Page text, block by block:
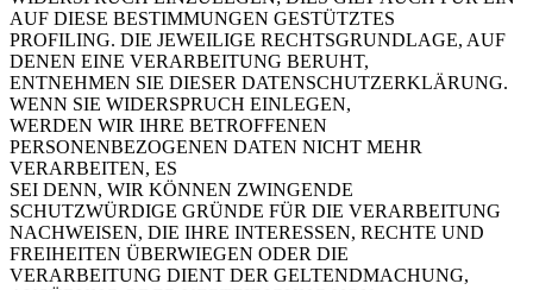
AUF DIESE BESTIMMUNGEN GESTÜTZTES
PROFILING. DIE JEWEILIGE RECHTSGRUNDLAGE, AUF
DENEN EINE VERARBEITUNG BERUHT,
ENTNEHMEN SIE DIESER DATENSCHUTZERKLÄRUNG.
WENN SIE WIDERSPRUCH EINLEGEN,
WERDEN WIR IHRE BETROFFENEN
PERSONENBEZOGENEN DATEN NICHT MEHR
VERARBEITEN, ES
SEI DENN, WIR KÖNNEN ZWINGENDE
SCHUTZWÜRDIGE GRÜNDE FÜR DIE VERARBEITUNG
NACHWEISEN, DIE IHRE INTERESSEN, RECHTE UND
FREIHEITEN ÜBERWIEGEN ODER DIE
VERARBEITUNG DIENT DER GELTENDMACHUNG,